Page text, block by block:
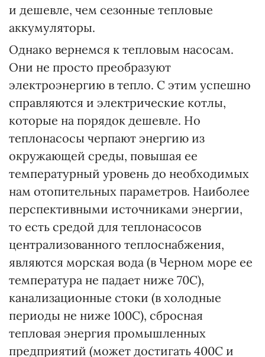
и дешевле, чем сезонные тепловые
аккумуляторы.
Однако вернемся к тепловым насосам.
Они не просто преобразуют
электроэнергию в тепло. С этим успешно
справляются и электрические котлы,
которые на порядок дешевле. Но
теплонасосы черпают энергию из
окружающей среды, повышая ее
температурный уровень до необходимых
нам отопительных параметров. Наиболее
перспективными источниками энергии,
то есть средой для теплонасосов
централизованного теплоснабжения,
являются морская вода (в Черном море ее
температура не падает ниже 70С),
канализационные стоки (в холодные
периоды не ниже 100С), сбросная
тепловая энергия промышленных
предприятий (может достигать 400С и